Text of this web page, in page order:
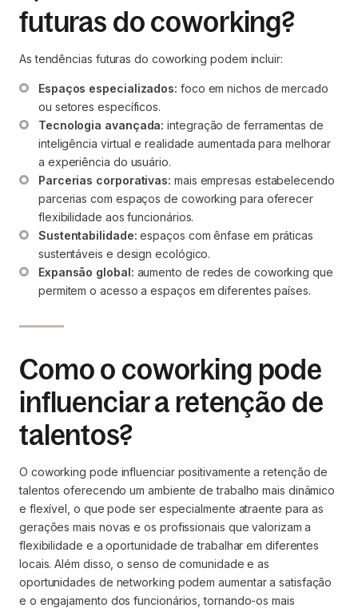
futuras do coworking?
As tendências futuras do coworking podem incluir:
Espaços especializados: foco em nichos de mercado
ou setores específicos.
Tecnologia avançada: integração de ferramentas de
inteligência virtual e realidade aumentada para melhorar
a experiência do usuário.
Parcerias corporativas: mais empresas estabelecendo
parcerias com espaços de coworking para oferecer
flexibilidade aos funcionários.
Sustentabilidade: espaços com ênfase em práticas
sustentáveis e design ecológico.
Expansão global: aumento de redes de coworking que
permitem o acesso a espaços em diferentes países.
Como o coworking pode
influenciar a retenção de
talentos?
O coworking pode influenciar positivamente a retenção de
talentos oferecendo um ambiente de trabalho mais dinâmico
e flexível, o que pode ser especialmente atraente para as
gerações mais novas e os profissionais que valorizam a
flexibilidade e a oportunidade de trabalhar em diferentes
locais. Além disso, o senso de comunidade e as
oportunidades de networking podem aumentar a satisfação
e o engajamento dos funcionários, tornando-os mais